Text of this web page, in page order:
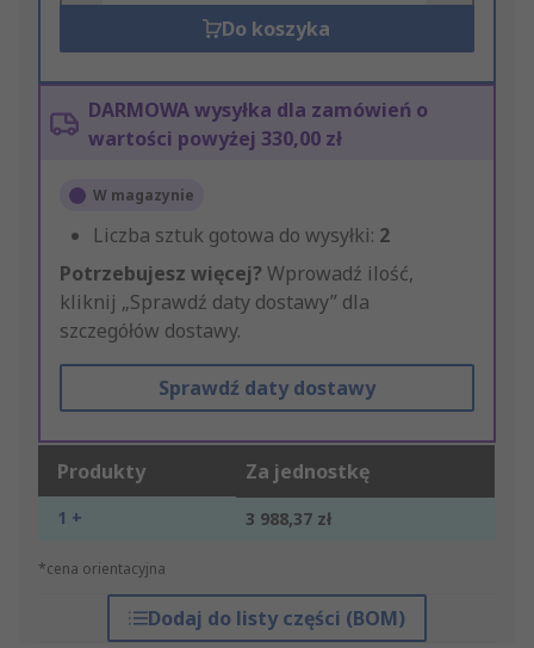
Do koszyka
DARMOWA wysyłka dla zamówień o
wartości powyżej 330,00 zł
W magazynie
Liczba sztuk gotowa do wysyłki: 2
Potrzebujesz więcej? Wprowadź ilość,
kliknij „Sprawdź daty dostawy” dla
szczegółów dostawy.
Sprawdź daty dostawy
Produkty Za jednostkę
1 + 3 988,37 zł
*cena orientacyjna
Dodaj do listy części (BOM)